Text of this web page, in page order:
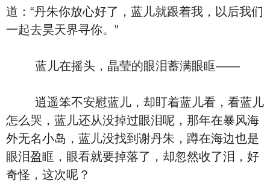
道：“丹朱你放心好了，蓝儿就跟着我，以后我们
一起去昊天界寻你。”
蓝儿在摇头，晶莹的眼泪蓄满眼眶——
逍遥笨不安慰蓝儿，却盯着蓝儿看，看蓝儿
怎么哭，蓝儿还从没掉过眼泪呢，那年在暴风海
外无名小岛，蓝儿没找到谢丹朱，蹲在海边也是
眼泪盈眶，眼看就要掉落了，却忽然收了泪，好
奇怪，这次呢？